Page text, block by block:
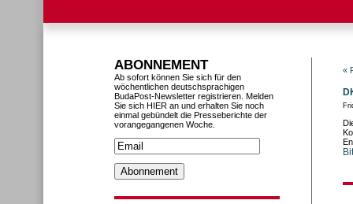
«
ABONNEMENT
Ab sofort können Sie sich für den
wöchentlichen deutschsprachigen
BudaPost-Newsletter registrieren. Melden
Sie sich HIER an und erhalten Sie noch
einmal gebündelt die Presseberichte der
vorangegangenen Woche.